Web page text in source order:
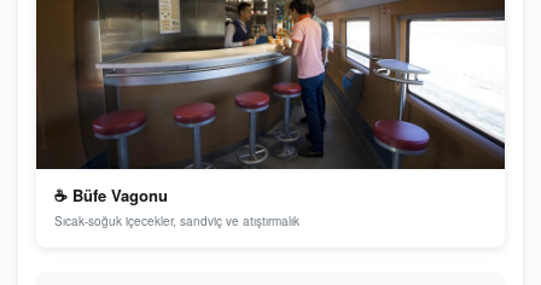
☕ Büfe Vagonu
Sıcak-soğuk içecekler, sandviç ve atıştırmalık